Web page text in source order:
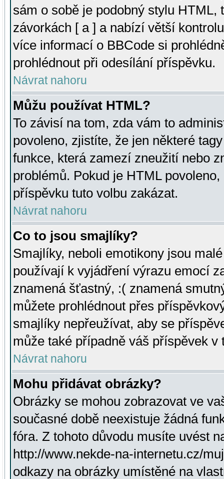
sám o sobě je podobný stylu HTML,
závorkách [ a ] a nabízí větší
více informací o BBCode si
prohlédnout při odesílání příspěvku.
Návrat nahoru
Můžu používat HTML?
To závisí na tom, zda vám to
povoleno, zjistíte, že jen některé
funkce, která zamezí zneužití nebo
problémů. Pokud je HTML
příspěvku tuto volbu zakázat.
Návrat nahoru
Co to jsou smajlíky?
Smajlíky, neboli emotikony jsou
používají k vyjádření výrazu emocí
znamená šťastný, :( znamená
můžete prohlédnout přes
smajlíky nepřeužívat, aby se
může také případně váš příspěvek v
Návrat nahoru
Mohu přidávat obrázky?
Obrázky se mohou zobrazovat ve
současné době neexistuje žádná
fóra. Z tohoto důvodu musíte uvést
http://www.nekde-na-internetu.cz/
odkazy na obrázky umístěné na